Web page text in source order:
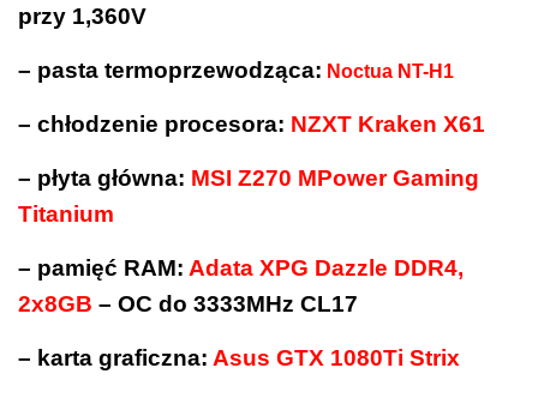
przy 1,360V
– pasta termoprzewodząca: Noctua NT-H1
– chłodzenie procesora: NZXT Kraken X61
– płyta główna: MSI Z270 MPower Gaming
Titanium
– pamięć RAM: Adata XPG Dazzle DDR4,
2x8GB – OC do 3333MHz CL17
– karta graficzna: Asus GTX 1080Ti Strix